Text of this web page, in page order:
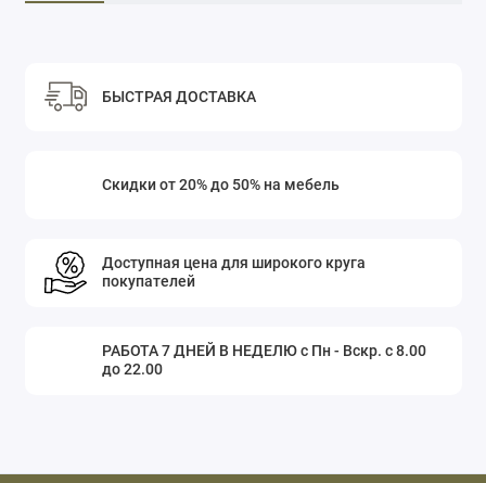
БЫСТРАЯ ДОСТАВКА
Скидки от 20% до 50% на мебель
Доступная цена для широкого круга
покупателей
РАБОТА 7 ДНЕЙ В НЕДЕЛЮ с Пн - Вскр. с 8.00
до 22.00